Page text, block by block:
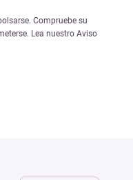
Compruebe su
Lea nuestro Aviso